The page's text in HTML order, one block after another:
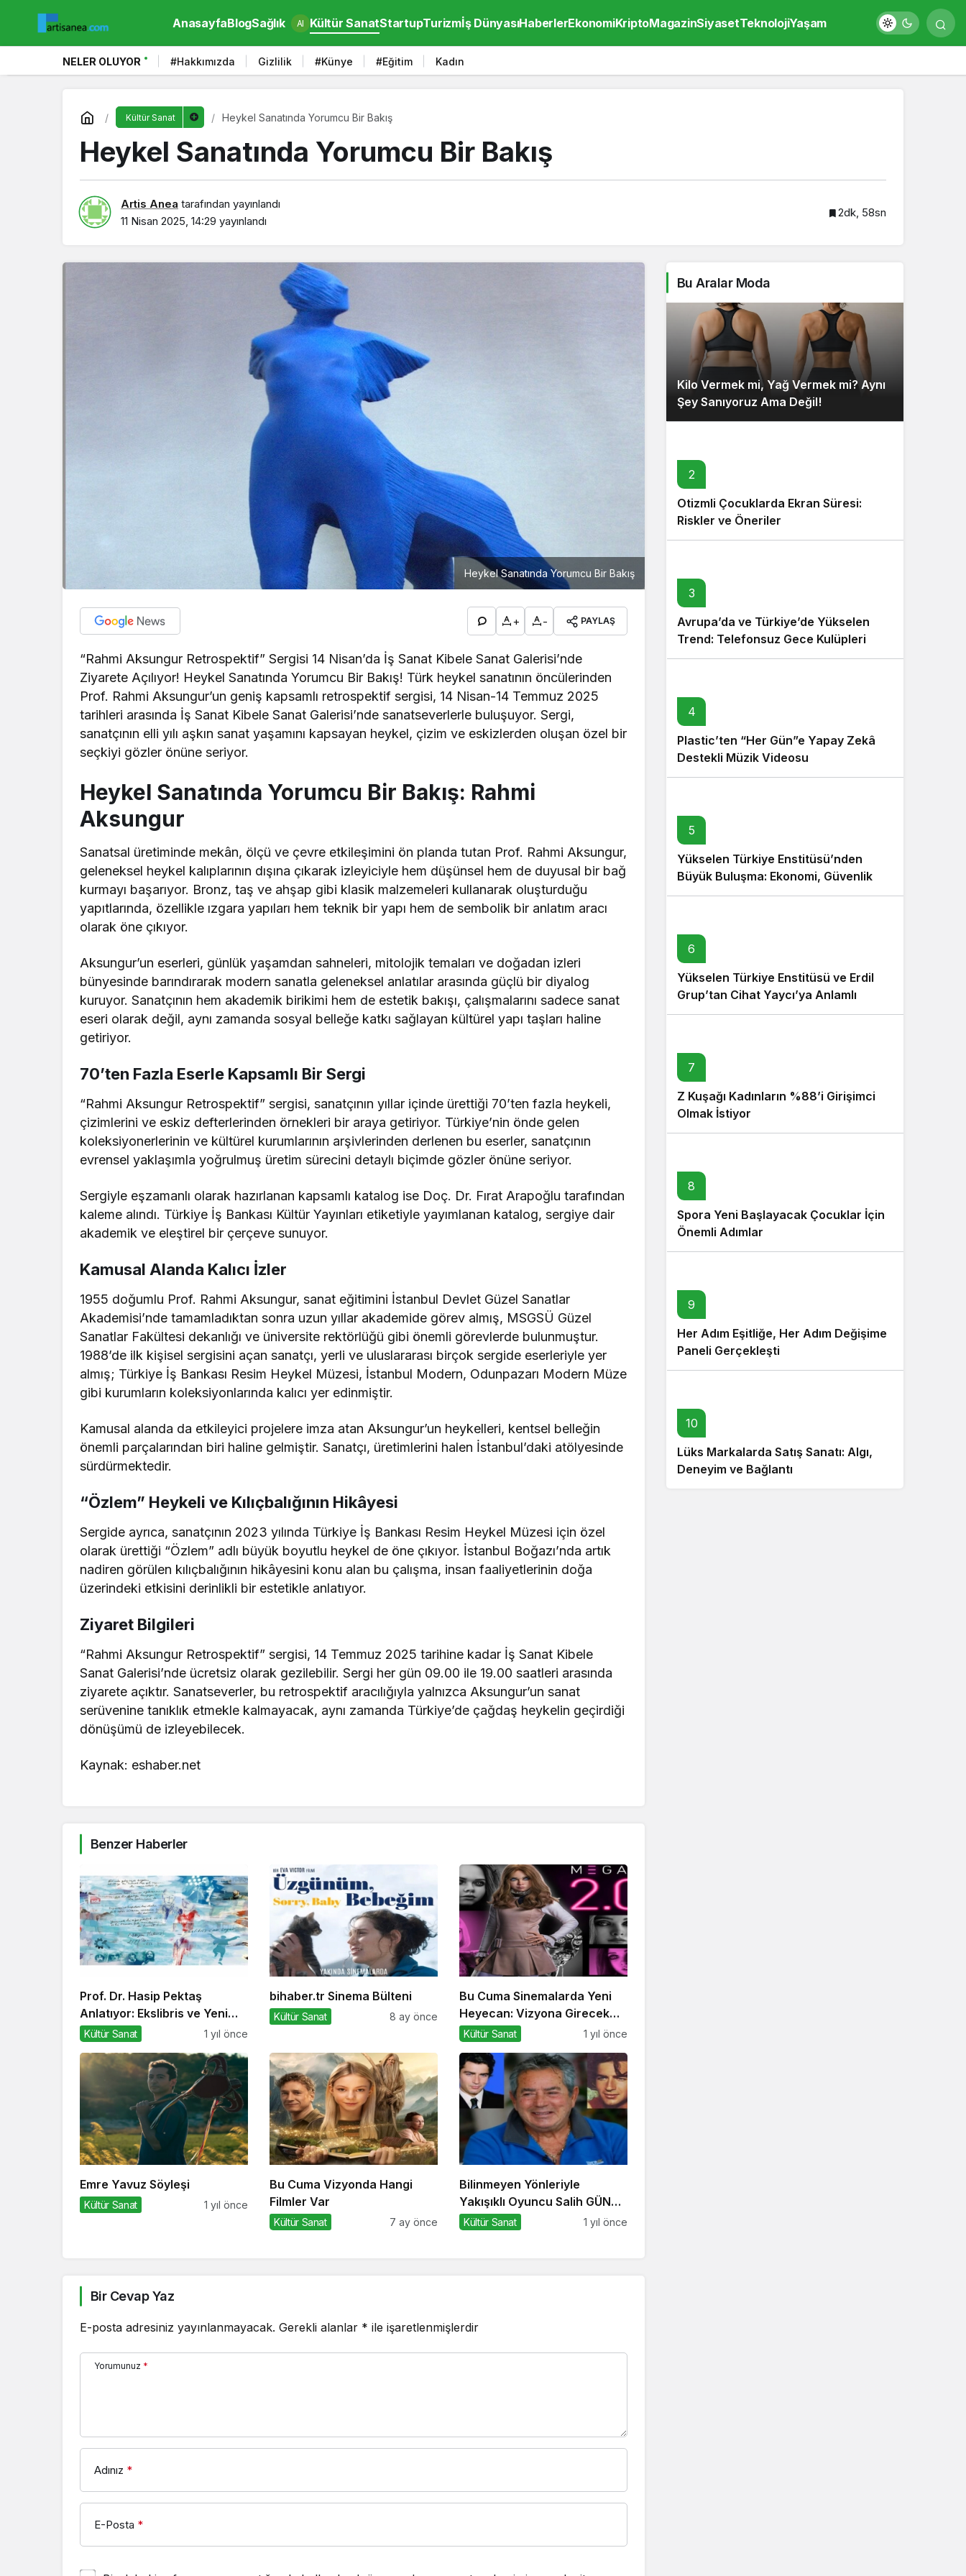
AnasayfaBlogSağlık AI Kültür SanatStartupTurizmİş DünyasıHaberlerEkonomiKriptoMagazinSiyasetTeknolojiYaşam
NELER OLUYOR #Hakkımızda Gizlilik #Künye #Eğitim Kadın
Kültür Sanat Heykel Sanatında Yorumcu Bir Bakış
Heykel Sanatında Yorumcu Bir Bakış
Artis Anea tarafından yayınlandı
11 Nisan 2025, 14:29 yayınlandı
2dk, 58sn
Heykel Sanatında Yorumcu Bir Bakış
+ - PAYLAŞ
“Rahmi Aksungur Retrospektif” Sergisi 14 Nisan’da İş Sanat Kibele Sanat Galerisi’nde
Ziyarete Açılıyor! Heykel Sanatında Yorumcu Bir Bakış! Türk heykel sanatının öncülerinden
Prof. Rahmi Aksungur’un geniş kapsamlı retrospektif sergisi, 14 Nisan-14 Temmuz 2025
tarihleri arasında İş Sanat Kibele Sanat Galerisi’nde sanatseverlerle buluşuyor. Sergi,
sanatçının elli yılı aşkın sanat yaşamını kapsayan heykel, çizim ve eskizlerden oluşan özel bir
seçkiyi gözler önüne seriyor.
Heykel Sanatında Yorumcu Bir Bakış: Rahmi
Aksungur
Sanatsal üretiminde mekân, ölçü ve çevre etkileşimini ön planda tutan Prof. Rahmi Aksungur,
geleneksel heykel kalıplarının dışına çıkarak izleyiciyle hem düşünsel hem de duyusal bir bağ
kurmayı başarıyor. Bronz, taş ve ahşap gibi klasik malzemeleri kullanarak oluşturduğu
yapıtlarında, özellikle ızgara yapıları hem teknik bir yapı hem de sembolik bir anlatım aracı
olarak öne çıkıyor.
Aksungur’un eserleri, günlük yaşamdan sahneleri, mitolojik temaları ve doğadan izleri
bünyesinde barındırarak modern sanatla geleneksel anlatılar arasında güçlü bir diyalog
kuruyor. Sanatçının hem akademik birikimi hem de estetik bakışı, çalışmalarını sadece sanat
eseri olarak değil, aynı zamanda sosyal belleğe katkı sağlayan kültürel yapı taşları haline
getiriyor.
70’ten Fazla Eserle Kapsamlı Bir Sergi
“Rahmi Aksungur Retrospektif” sergisi, sanatçının yıllar içinde ürettiği 70’ten fazla heykeli,
çizimlerini ve eskiz defterlerinden örnekleri bir araya getiriyor. Türkiye’nin önde gelen
koleksiyonerlerinin ve kültürel kurumlarının arşivlerinden derlenen bu eserler, sanatçının
evrensel yaklaşımla yoğrulmuş üretim sürecini detaylı biçimde gözler önüne seriyor.
Sergiyle eşzamanlı olarak hazırlanan kapsamlı katalog ise Doç. Dr. Fırat Arapoğlu tarafından
kaleme alındı. Türkiye İş Bankası Kültür Yayınları etiketiyle yayımlanan katalog, sergiye dair
akademik ve eleştirel bir çerçeve sunuyor.
Kamusal Alanda Kalıcı İzler
1955 doğumlu Prof. Rahmi Aksungur, sanat eğitimini İstanbul Devlet Güzel Sanatlar
Akademisi’nde tamamladıktan sonra uzun yıllar akademide görev almış, MSGSÜ Güzel
Sanatlar Fakültesi dekanlığı ve üniversite rektörlüğü gibi önemli görevlerde bulunmuştur.
1988’de ilk kişisel sergisini açan sanatçı, yerli ve uluslararası birçok sergide eserleriyle yer
almış; Türkiye İş Bankası Resim Heykel Müzesi, İstanbul Modern, Odunpazarı Modern Müze
gibi kurumların koleksiyonlarında kalıcı yer edinmiştir.
Kamusal alanda da etkileyici projelere imza atan Aksungur’un heykelleri, kentsel belleğin
önemli parçalarından biri haline gelmiştir. Sanatçı, üretimlerini halen İstanbul’daki atölyesinde
sürdürmektedir.
“Özlem” Heykeli ve Kılıçbalığının Hikâyesi
Sergide ayrıca, sanatçının 2023 yılında Türkiye İş Bankası Resim Heykel Müzesi için özel
olarak ürettiği “Özlem” adlı büyük boyutlu heykel de öne çıkıyor. İstanbul Boğazı’nda artık
nadiren görülen kılıçbalığının hikâyesini konu alan bu çalışma, insan faaliyetlerinin doğa
üzerindeki etkisini derinlikli bir estetikle anlatıyor.
Ziyaret Bilgileri
“Rahmi Aksungur Retrospektif” sergisi, 14 Temmuz 2025 tarihine kadar İş Sanat Kibele
Sanat Galerisi’nde ücretsiz olarak gezilebilir. Sergi her gün 09.00 ile 19.00 saatleri arasında
ziyarete açıktır. Sanatseverler, bu retrospektif aracılığıyla yalnızca Aksungur’un sanat
serüvenine tanıklık etmekle kalmayacak, aynı zamanda Türkiye’de çağdaş heykelin geçirdiği
dönüşümü de izleyebilecek.
Kaynak: eshaber.net
Benzer Haberler
Prof. Dr. Hasip Pektaş
Anlatıyor: Ekslibris ve Yeni
Kültürel Formlar
Kültür Sanat 1 yıl önce
bihaber.tr Sinema Bülteni
Kültür Sanat 8 ay önce
Bu Cuma Sinemalarda Yeni
Heyecan: Vizyona Girecek
Filmler Belli Oldu
Kültür Sanat 1 yıl önce
Emre Yavuz Söyleşi
Kültür Sanat 1 yıl önce
Bu Cuma Vizyonda Hangi
Filmler Var
Kültür Sanat 7 ay önce
Bilinmeyen Yönleriyle
Yakışıklı Oyuncu Salih GÜNEY
ile Söyleşi
Kültür Sanat 1 yıl önce
Bir Cevap Yaz
E-posta adresiniz yayınlanmayacak. Gerekli alanlar * ile işaretlenmişlerdir
Yorumunuz *
Adınız *
E-Posta *
Bu Aralar Moda
Kilo Vermek mi, Yağ Vermek mi? Aynı
Şey Sanıyoruz Ama Değil!
2
Otizmli Çocuklarda Ekran Süresi:
Riskler ve Öneriler
3
Avrupa’da ve Türkiye’de Yükselen
Trend: Telefonsuz Gece Kulüpleri
4
Plastic’ten “Her Gün”e Yapay Zekâ
Destekli Müzik Videosu
5
Yükselen Türkiye Enstitüsü’nden
Büyük Buluşma: Ekonomi, Güvenlik
Politikaları ve Hukuk Konferansı
6
Yükselen Türkiye Enstitüsü ve Erdil
Grup’tan Cihat Yaycı’ya Anlamlı
Ziyaret
7
Z Kuşağı Kadınların %88’i Girişimci
Olmak İstiyor
8
Spora Yeni Başlayacak Çocuklar İçin
Önemli Adımlar
9
Her Adım Eşitliğe, Her Adım Değişime
Paneli Gerçekleşti
10
Lüks Markalarda Satış Sanatı: Algı,
Deneyim ve Bağlantı